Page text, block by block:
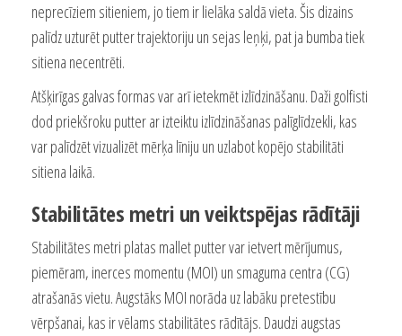
neprecīziem sitieniem, jo tiem ir lielāka saldā vieta. Šis dizains
palīdz uzturēt putter trajektoriju un sejas leņķi, pat ja bumba tiek
sitiena necentrēti.
Atšķirīgas galvas formas var arī ietekmēt izlīdzināšanu. Daži golfisti
dod priekšroku putter ar izteiktu izlīdzināšanas palīglīdzekli, kas
var palīdzēt vizualizēt mērķa līniju un uzlabot kopējo stabilitāti
sitiena laikā.
Stabilitātes metri un veiktspējas rādītāji
Stabilitātes metri platas mallet putter var ietvert mērījumus,
piemēram, inerces momentu (MOI) un smaguma centra (CG)
atrašanās vietu. Augstāks MOI norāda uz labāku pretestību
vērpšanai, kas ir vēlams stabilitātes rādītājs. Daudzi augstas